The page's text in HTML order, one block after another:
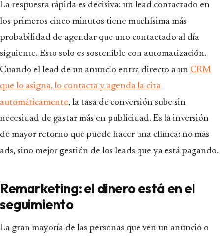
La respuesta rápida es decisiva: un lead contactado en
los primeros cinco minutos tiene muchísima más
probabilidad de agendar que uno contactado al día
siguiente. Esto solo es sostenible con automatización.
Cuando el lead de un anuncio entra directo a un CRM
que lo asigna, lo contacta y agenda la cita
automáticamente, la tasa de conversión sube sin
necesidad de gastar más en publicidad. Es la inversión
de mayor retorno que puede hacer una clínica: no más
ads, sino mejor gestión de los leads que ya está pagando.
Remarketing: el dinero está en el
seguimiento
La gran mayoría de las personas que ven un anuncio o